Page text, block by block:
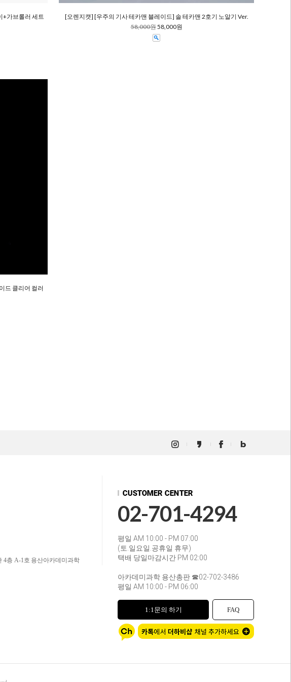
+가브롤러 세트
[오렌지캣] [우주의 기사 테카맨 블레이드] 솔 테카맨 2호기 노알기 Ver.
58,000원58,000원
드 클리어 컬러
4층 A-1호 용산아카데미과학
02-701-4294
평일 AM 10:00 - PM 07:00
(토.일요일.공휴일 휴무)
택배 당일마감시간 PM 02:00
아카데미과학 용산총판 ☎02-702-3486
평일 AM 10:00 - PM 06:00
1:1문의 하기 FAQ